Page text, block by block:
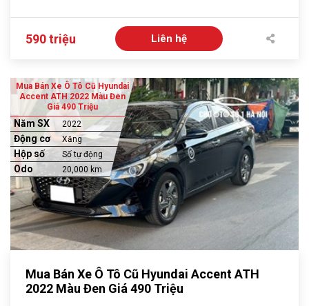
590 triệu Liên hệ
Mua Bán Xe Ô Tô Cũ Hyundai
Accent ATH 2022 Màu Đen
Giá 490 Triệu
Năm SX 2022
Động cơ Xăng
Hộp số Số tự động
Odo 20,000 km
Mua Bán Xe Ô Tô Cũ Hyundai Accent ATH
2022 Màu Đen Giá 490 Triệu